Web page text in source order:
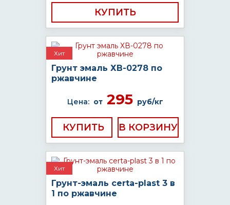
КУПИТЬ
Хит
Грунт эмаль ХВ-0278 по
ржавчине
Цена: от295 руб/кг
КУПИТЬ
Хит
Грунт-эмаль certa-plast 3 в
1 по ржавчине